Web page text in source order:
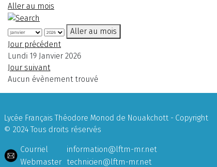
Aller au mois
Aller au mois
Jour précédent
Lundi 19 Janvier 2026
Jour suivant
Aucun évènement trouvé
Lycée Français Théodore Monod de Nouakchott - Copyright
© 2024 Tous droits réservés
Courriel
information@lftm-mr.net
Webmaster technicien@lftm-mr.net